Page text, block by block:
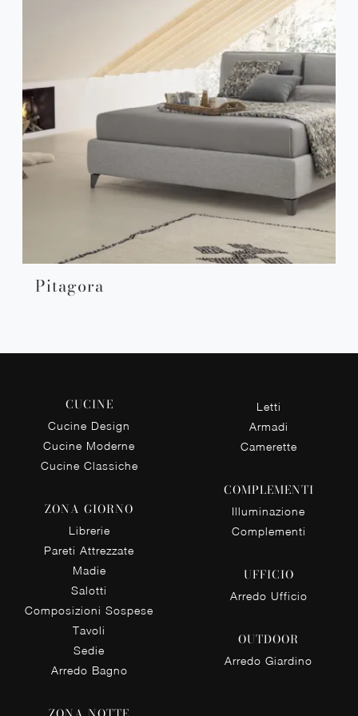
Pitagora
CUCINE
Cucine Design
Cucine Moderne
Cucine Classiche
ZONA GIORNO
Librerie
Pareti Attrezzate
Madie
Salotti
Composizioni Sospese
Tavoli
Sedie
Arredo Bagno
Letti
Armadi
Camerette
COMPLEMENTI
Illuminazione
Complementi
UFFICIO
Arredo Ufficio
OUTDOOR
Arredo Giardino